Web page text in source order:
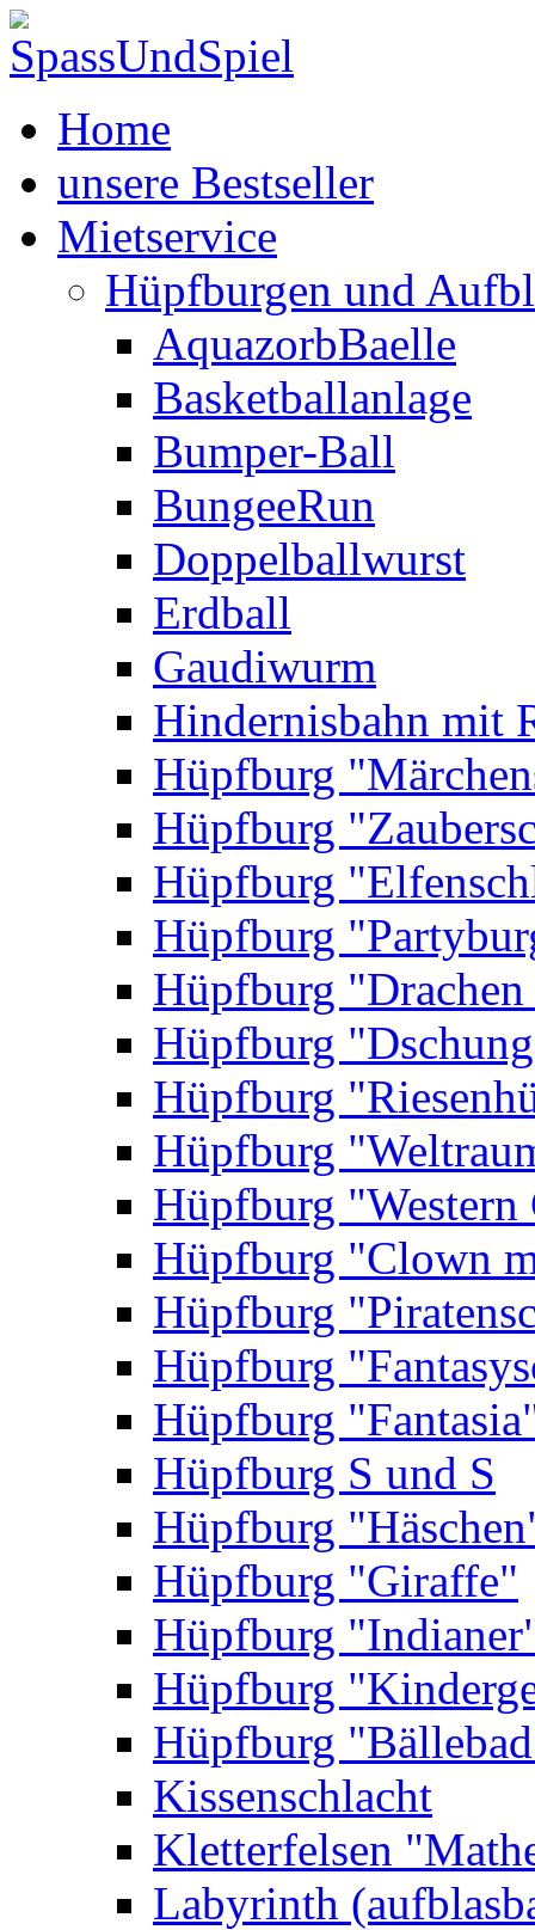
Home
unsere Bestseller
Mietservice
Hüpfburgen und
AquazorbBaelle
Basketballanlage
Bumper-Ball
BungeeRun
Doppelballwurst
Erdball
Gaudiwurm
Hindernisbahn mit
Hüpfburg
Hüpfburg
Hüpfburg
Hüpfburg
Hüpfburg
Hüpfburg
Hüpfburg
Hüpfburg
Hüpfburg
Hüpfburg "Clown
Hüpfburg
Hüpfburg
Hüpfburg
Hüpfburg S und S
Hüpfburg
Hüpfburg "Giraffe"
Hüpfburg
Hüpfburg
Hüpfburg
Kissenschlacht
Kletterfelsen
Labyrinth